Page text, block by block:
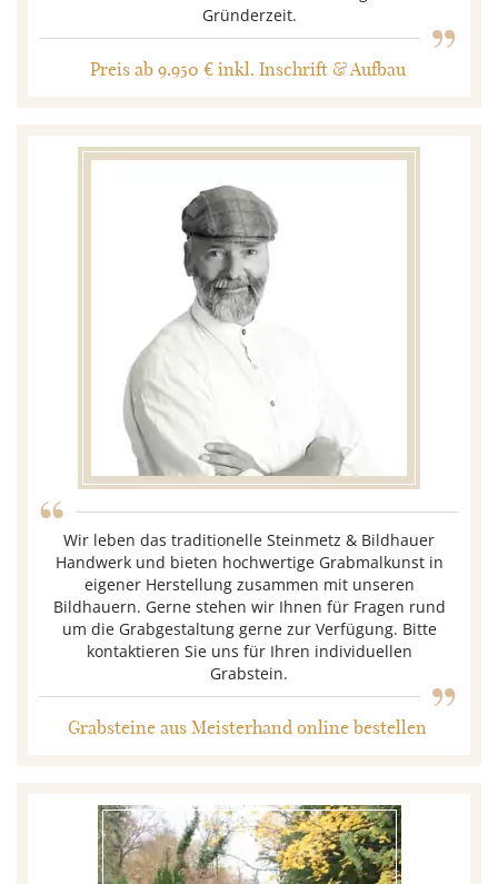
Gründerzeit.
Preis ab 9.950 € inkl. Inschrift & Aufbau
“Wir leben das traditionelle Steinmetz & Bildhauer
Handwerk und bieten hochwertige Grabmalkunst in
eigener Herstellung zusammen mit unseren
Bildhauern. Gerne stehen wir Ihnen für Fragen rund
um die Grabgestaltung gerne zur Verfügung. Bitte
kontaktieren Sie uns für Ihren individuellen
Grabstein.
„
Grabsteine aus Meisterhand online bestellen